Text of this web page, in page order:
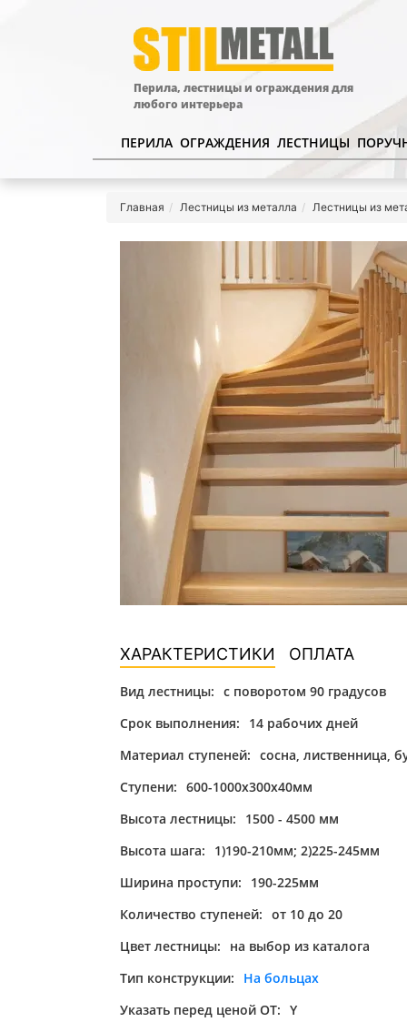
Перила, лестницы и ограждения для
любого интерьера
ПЕРИЛА ОГРАЖДЕНИЯ ЛЕСТНИЦЫ
Главная Лестницы из металла Лестницы из
ХАРАКТЕРИСТИКИ ОПЛАТА
Вид лестницы: с поворотом 90 градусов
Срок выполнения:
14 рабочих дней
Материал ступеней: сосна, лиственница,
Ступени: 600-1000х300х40мм
Высота лестницы:
1500 - 4500 мм
Высота шага:
1)190-210мм; 2)225-245мм
Ширина проступи:
190-225мм
Количество ступеней: от 10 до 20
Цвет лестницы:
на выбор из каталога
Тип конструкции:
На больцах
Указать перед ценой ОТ: Y